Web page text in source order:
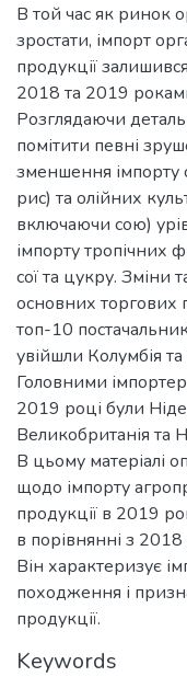
В той час як ринок
зростати, імпорт
продукції
2018 та 2019
Розглядаючи
помітити певні
зменшення імпорту
рис) та олійних
включаючи сою)
імпорту тропічних
сої та цукру. Зміни
основних торгових
топ-10
увійшли Колумбія та
Головними
2019 році були
Великобританія та
В цьому матеріалі
щодо імпорту
продукції в 2019
в порівнянні з
Він характеризує
походження і
продукції.
Keywords